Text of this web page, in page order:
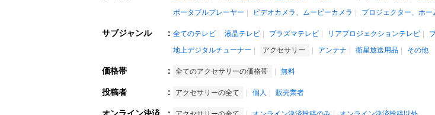
ポータブルプレーヤー
ビデオカメラ、ムービーカメラ プロジェクター、ホー
サブジャンル ： 全てのテレビ 液晶テレビ プラズマテレビ リアプロジェクションテレビ
地上デジタルチューナー
アクセサリー アンテナ 衛星放送用品 その他
価格帯 ： 全てのアクセサリーの価格帯 無料
投稿者 ： アクセサリーの全て 個人 販売業者
オンライン決済 ：